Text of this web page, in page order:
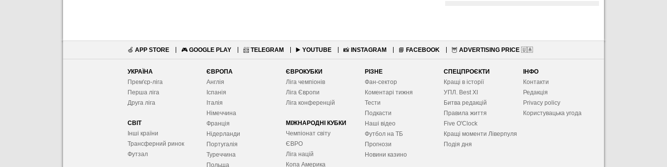
🍏 APP STORE 🎮 GOOGLE PLAY 📨 TELEGRAM ▶️ YOUTUBE 📸 INSTAGRAM 📘 FACEBOOK 🦉 ADVERTISING PRICE 🇺🇦
УКРАЇНА
Прем'єр-ліга
Перша ліга
Друга ліга
СВІТ
Інші країни
Трансферний ринок
Футзал
ЄВРОПА
Англія
Іспанія
Італія
Німеччина
Франція
Нідерланди
Португалія
Туреччина
Польща
ЄВРОКУБКИ
Ліга чемпіонів
Ліга Європи
Ліга конференцій
МІЖНАРОДНІ КУБКИ
Чемпіонат світу
ЄВРО
Ліга націй
Копа Америка
РІЗНЕ
Фан-сектор
Коментарі тижня
Тести
Подкасти
Наші відео
Футбол на ТБ
Прогнози
Новини казино
СПЕЦПРОЄКТИ
Кращі в історії
УПЛ. Best XІ
Битва редакцій
Правила життя
Five O'Clock
Кращі моменти Ліверпуля
Подія дня
ІНФО
Контакти
Редакція
Privacy policy
Користувацька угода